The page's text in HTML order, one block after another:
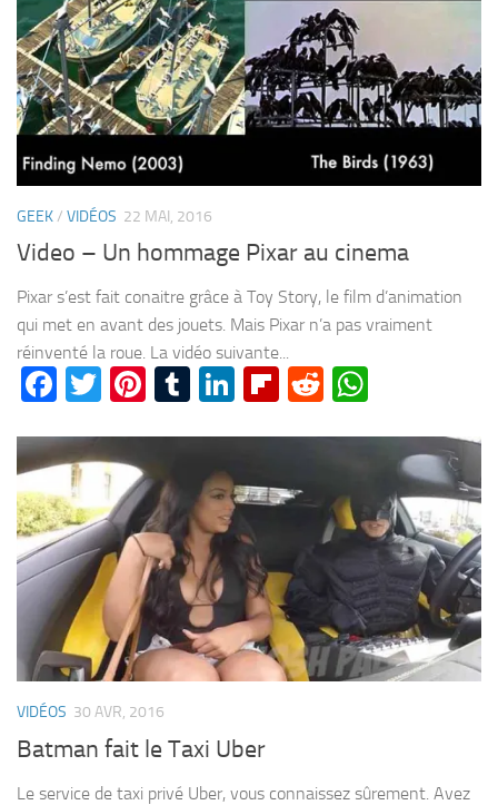
GEEK/ VIDÉOS 22 MAI, 2016
Video – Un hommage Pixar au cinema
Pixar s’est fait conaitre grâce à Toy Story, le film d’animation
qui met en avant des jouets. Mais Pixar n’a pas vraiment
réinventé la roue. La vidéo suivante...
Facebook
Twitter
Pinterest
Tumblr
LinkedIn
Flipboard
Reddit
VIDÉOS 30 AVR, 2016
Batman fait le Taxi Uber
Le service de taxi privé Uber, vous connaissez sûrement. Avez